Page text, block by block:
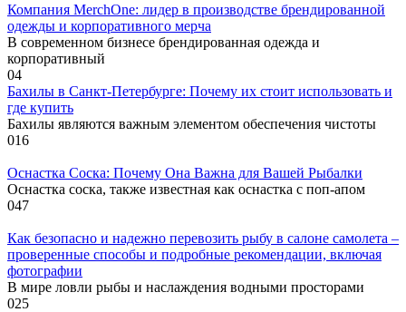
Компания MerchOne: лидер в производстве брендированной
одежды и корпоративного мерча
В современном бизнесе брендированная одежда и
корпоративный
04
Бахилы в Санкт-Петербурге: Почему их стоит использовать и
где купить
Бахилы являются важным элементом обеспечения чистоты
016
Оснастка Соска: Почему Она Важна для Вашей Рыбалки
Оснастка соска, также известная как оснастка с поп-апом
047
Как безопасно и надежно перевозить рыбу в салоне самолета –
проверенные способы и подробные рекомендации, включая
фотографии
В мире ловли рыбы и наслаждения водными просторами
025